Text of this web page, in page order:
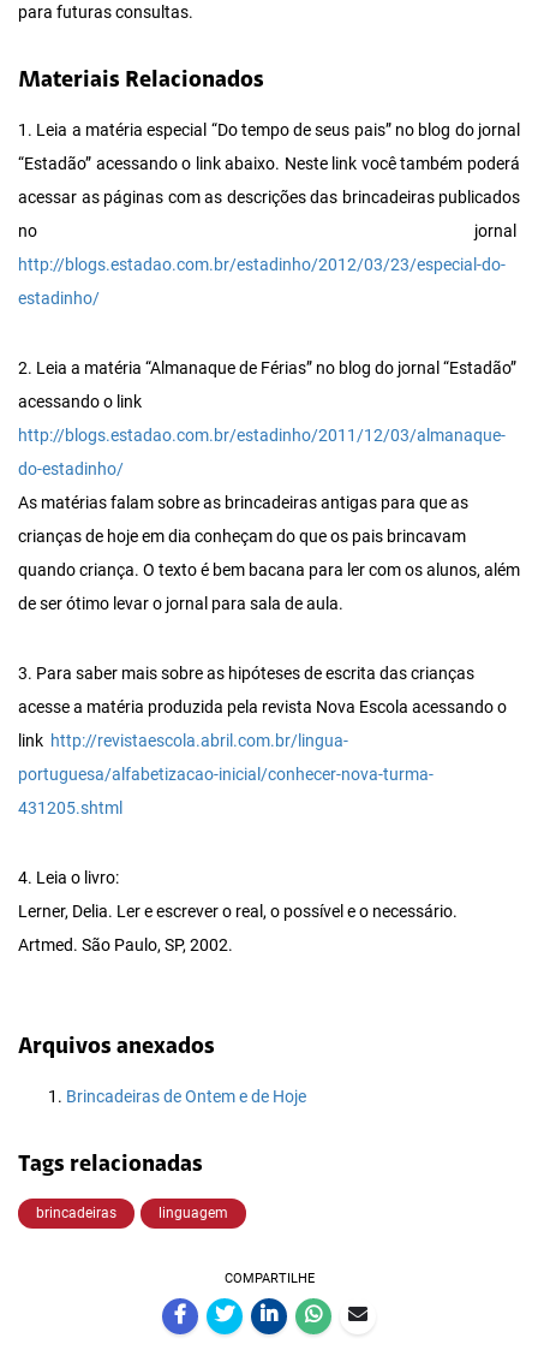
para futuras consultas.
Materiais Relacionados
1. Leia a matéria especial “Do tempo de seus pais” no blog do jornal
“Estadão” acessando o link abaixo. Neste link você também poderá
acessar as páginas com as descrições das brincadeiras publicados
no jornal
http://blogs.estadao.com.br/estadinho/2012/03/23/especial-do-
estadinho/
2. Leia a matéria “Almanaque de Férias” no blog do jornal “Estadão”
acessando o link
http://blogs.estadao.com.br/estadinho/2011/12/03/almanaque-
do-estadinho/
As matérias falam sobre as brincadeiras antigas para que as
crianças de hoje em dia conheçam do que os pais brincavam
quando criança. O texto é bem bacana para ler com os alunos, além
de ser ótimo levar o jornal para sala de aula.
3. Para saber mais sobre as hipóteses de escrita das crianças
acesse a matéria produzida pela revista Nova Escola acessando o
link http://revistaescola.abril.com.br/lingua-
portuguesa/alfabetizacao-inicial/conhecer-nova-turma-
431205.shtml
4. Leia o livro:
Lerner, Delia. Ler e escrever o real, o possível e o necessário.
Artmed. São Paulo, SP, 2002.
Arquivos anexados
Brincadeiras de Ontem e de Hoje
Tags relacionadas
brincadeiras linguagem
COMPARTILHE